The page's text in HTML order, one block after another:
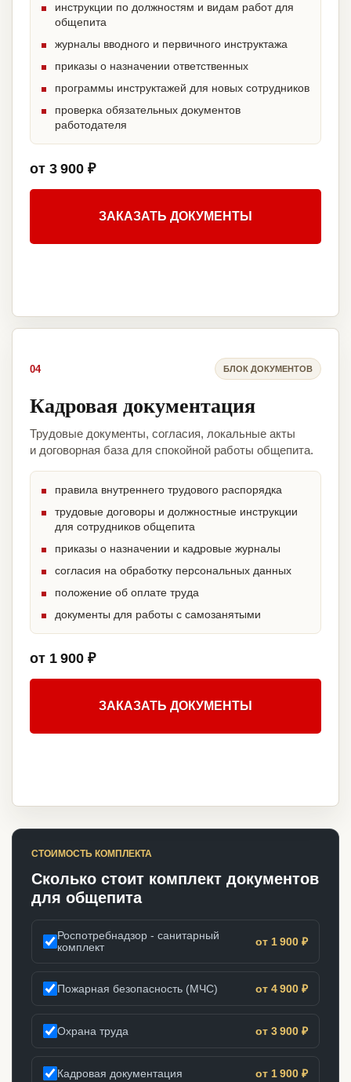
инструкции по должностям и видам работ для
общепита
журналы вводного и первичного инструктажа
приказы о назначении ответственных
программы инструктажей для новых сотрудников
проверка обязательных документов
работодателя
от 3 900 ₽
ЗАКАЗАТЬ ДОКУМЕНТЫ
04 БЛОК ДОКУМЕНТОВ
Кадровая документация
Трудовые документы, согласия, локальные акты
и договорная база для спокойной работы общепита.
правила внутреннего трудового распорядка
трудовые договоры и должностные инструкции
для сотрудников общепита
приказы о назначении и кадровые журналы
согласия на обработку персональных данных
положение об оплате труда
документы для работы с самозанятыми
от 1 900 ₽
ЗАКАЗАТЬ ДОКУМЕНТЫ
СТОИМОСТЬ КОМПЛЕКТА
Сколько стоит комплект документов
для общепита
Роспотребнадзор - санитарный
комплект
от 1 900 ₽
Пожарная безопасность (МЧС) от 4 900 ₽
Охрана труда от 3 900 ₽
Кадровая документация от 1 900 ₽